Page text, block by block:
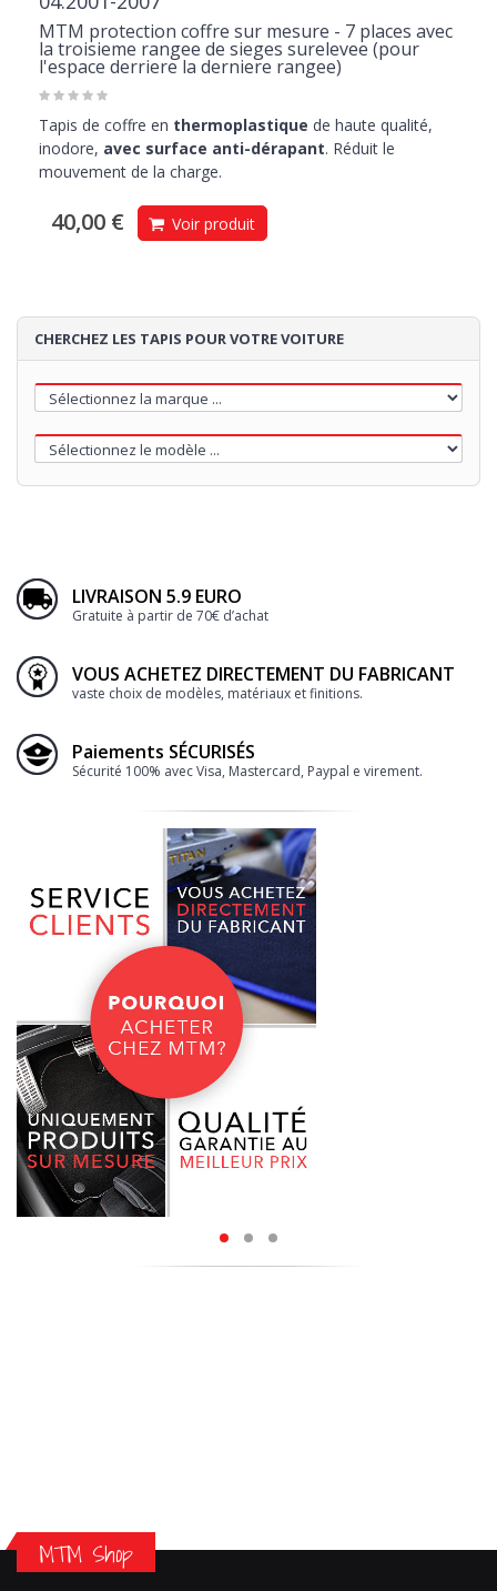
MTM protection coffre sur mesure - 7 places avec
la troisieme rangee de sieges surelevee (pour
l'espace derriere la derniere rangee)
Tapis de coffre en thermoplastique de haute qualité,
inodore, avec surface anti-dérapant. Réduit le
mouvement de la charge.
40,00 € Voir produit
CHERCHEZ LES TAPIS POUR VOTRE VOITURE
LIVRAISON 5.9 EURO
Gratuite à partir de 70€ d’achat
VOUS ACHETEZ DIRECTEMENT DU FABRICANT
vaste choix de modèles, matériaux et finitions.
Paiements SÉCURISÉS
Sécurité 100% avec Visa, Mastercard, Paypal e virement.
MTM Shop